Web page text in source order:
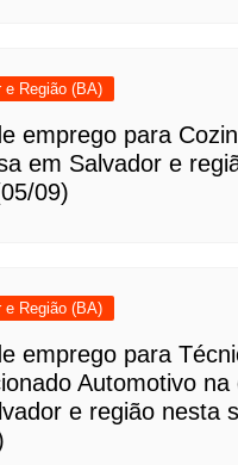
e Região (BA)
emprego para
em Salvador e
09)
e Região (BA)
emprego para
Automotivo na
e região nesta